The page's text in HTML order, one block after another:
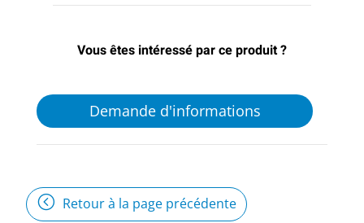
Vous êtes intéressé par ce produit ?
Demande d'informations
Retour à la page précédente